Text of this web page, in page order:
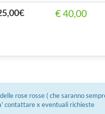
€ 40,00
rose rosse ( che saranno
contattare x eventuali richieste